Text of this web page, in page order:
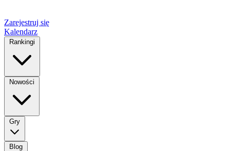
Zarejestruj się
Kalendarz
Rankingi
Nowości
Gry
Blog